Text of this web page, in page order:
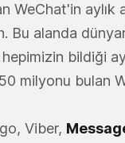
WeChat'in aylık
Bu alanda
hepimizin bildiği
milyonu bulan
Viber,